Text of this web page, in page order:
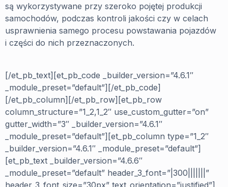
są wykorzystywane przy szeroko pojętej produkcji
samochodów, podczas kontroli jakości czy w celach
usprawnienia samego procesu powstawania pojazdów
i części do nich przeznaczonych.
[/et_pb_text][et_pb_code _builder_version=”4.6.1″
_module_preset=”default”][/et_pb_code]
[/et_pb_column][/et_pb_row][et_pb_row
column_structure=”1_2,1_2″ use_custom_gutter=”on”
gutter_width=”3″ _builder_version=”4.6.1″
_module_preset=”default”][et_pb_column type=”1_2″
_builder_version=”4.6.1″ _module_preset=”default”]
[et_pb_text _builder_version=”4.6.6″
_module_preset=”default” header_3_font=”|300|||||||”
header_3_font_size=”30px” text_orientation=”justified”]